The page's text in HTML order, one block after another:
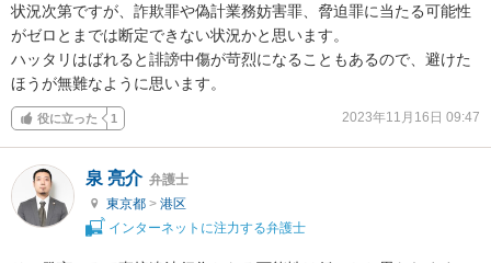
状況次第ですが、詐欺罪や偽計業務妨害罪、脅迫罪に当たる可能性
がゼロとまでは断定できない状況かと思います。
ハッタリはばれると誹謗中傷が苛烈になることもあるので、避けた
ほうが無難なように思います。
役に立った 1 2023年11月16日 09:47
泉 亮介 弁護士
東京都 > 港区
インターネットに注力する弁護士